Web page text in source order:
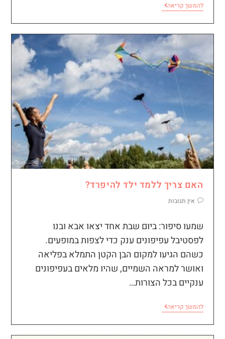
להמשך קריאה
האם צריך ללמד ילד להיפרד?​
אין תגובות
שמעו סיפור: ביום שבת אחד יצאו אבא ובנו
לפסטיבל עפיפונים ענק כדי לצפות במופעים.
כשהם הגיעו למקום הבן הקטן התמלא בפליאה
ואושר למראה השמיים, שהיו מלאים בעפיפונים
ענקיים בכל הצורות…
להמשך קריאה